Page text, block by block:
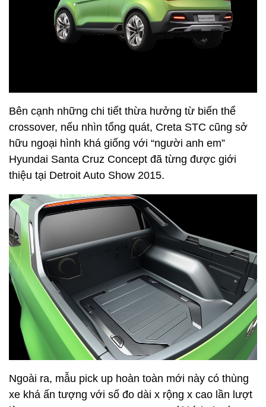
Bên cạnh những chi tiết thừa hưởng từ biến thể
crossover, nếu nhìn tổng quát, Creta STC cũng sở
hữu ngoại hình khá giống với “người anh em”
Hyundai Santa Cruz Concept đã từng được giới
thiệu tại Detroit Auto Show 2015.
Ngoài ra, mẫu pick up hoàn toàn mới này có thùng
xe khá ấn tượng với số đo dài x rộng x cao lần lượt